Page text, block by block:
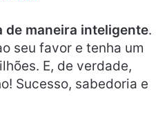
de maneira inteligente.
seu favor e tenha um
E, de verdade,
Sucesso, sabedoria e